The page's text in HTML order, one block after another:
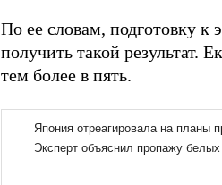
По ее словам, подготовку к
получить такой результат.
тем более в пять.